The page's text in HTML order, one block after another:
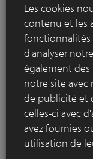
Les cookies
contenu et les
fonctionnalités
d'analyser
également
notre site avec
de publicité et
celles-ci avec
avez fournies
utilisation de